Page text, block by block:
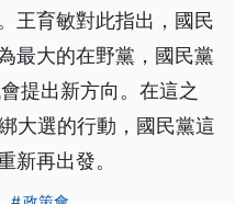
王育敏對此指出，國民
最大的在野黨，國民黨
提出新方向。在這之
大選的行動，國民黨這
新再出發。